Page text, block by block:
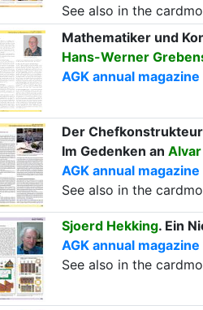
See also in the
Mathematiker und
Hans-Werner
AGK annual
Der
Im Gedenken an
AGK annual magazine
See also in the
Sjoerd Hekking. Ein
AGK annual magazine
See also in the